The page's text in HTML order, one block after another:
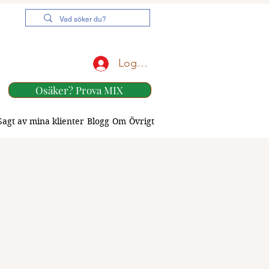
Logga in
Osäker? Prova MIX
av mina klienter Blogg Om Övrigt